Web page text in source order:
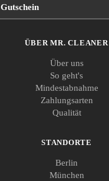
Gutschein
ÜBER MR. CLEANER
Über uns
So geht's
Mindestabnahme
Zahlungsarten
Qualität
STANDORTE
Berlin
München